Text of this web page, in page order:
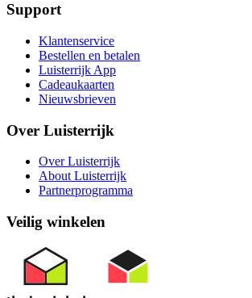
Support
Klantenservice
Bestellen en betalen
Luisterrijk App
Cadeaukaarten
Nieuwsbrieven
Over Luisterrijk
Over Luisterrijk
About Luisterrijk
Partnerprogramma
Veilig winkelen